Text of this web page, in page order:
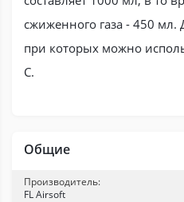
сжиженного газа - 450 мл.
при которых можно
С.
Общие
Производитель:
FL Airsoft